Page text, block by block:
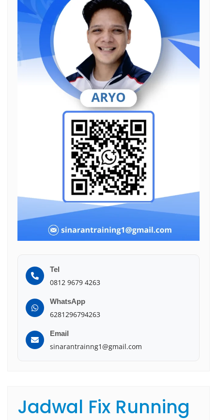
Tel
0812 9679 4263
WhatsApp
6281296794263
Email
sinarantrainng1@gmail.com
Jadwal Fix Running